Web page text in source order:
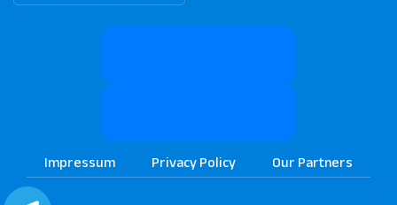
Impressum Privacy Policy Our Partners